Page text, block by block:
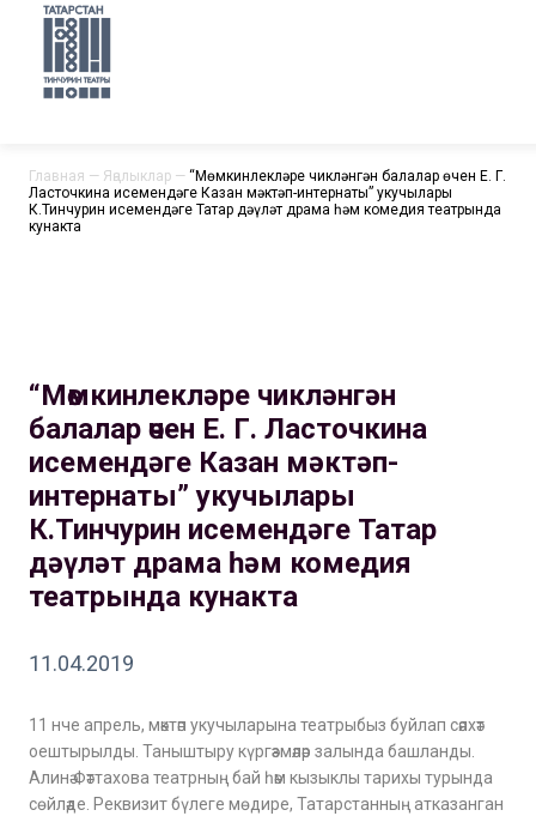
Главная — Яңалыклар — “Мөмкинлекләре чикләнгән балалар өчен Е. Г.
Ласточкина исемендәге Казан мәктәп-интернаты” укучылары
К.Тинчурин исемендәге Татар дәүләт драма һәм комедия театрында
кунакта
“Мөмкинлекләре чикләнгән
балалар өчен Е. Г. Ласточкина
исемендәге Казан мәктәп-
интернаты” укучылары
К.Тинчурин исемендәге Татар
дәүләт драма һәм комедия
театрында кунакта
11.04.2019
11 нче апрель, мәктәп укучыларына театрыбыз буйлап сәяхәт
оештырылды. Таныштыру күргәзмәләр залында башланды.
Алинә Фәттахова театрның бай һәм кызыклы тарихы турында
сөйләде. Реквизит бүлеге мөдире, Татарстанның атказанган